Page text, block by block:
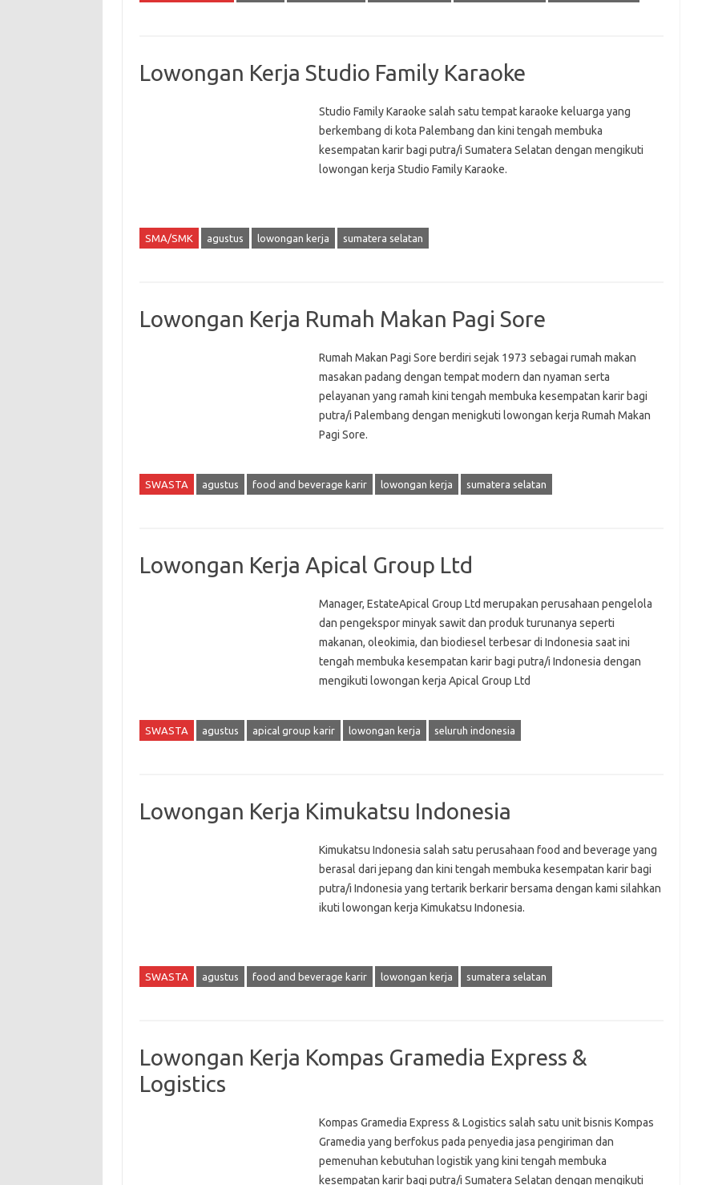
Lowongan Kerja Studio Family Karaoke
Studio Family Karaoke salah satu tempat karaoke keluarga yang
berkembang di kota Palembang dan kini tengah membuka
kesempatan karir bagi putra/i Sumatera Selatan dengan mengikuti
lowongan kerja Studio Family Karaoke.
SMA/SMK agustus lowongan kerja sumatera selatan
Lowongan Kerja Rumah Makan Pagi Sore
Rumah Makan Pagi Sore berdiri sejak 1973 sebagai rumah makan
masakan padang dengan tempat modern dan nyaman serta
pelayanan yang ramah kini tengah membuka kesempatan karir bagi
putra/i Palembang dengan menigkuti lowongan kerja Rumah Makan
Pagi Sore.
SWASTA agustus food and beverage karir lowongan kerja sumatera selatan
Lowongan Kerja Apical Group Ltd
Manager, EstateApical Group Ltd merupakan perusahaan pengelola
dan pengekspor minyak sawit dan produk turunanya seperti
makanan, oleokimia, dan biodiesel terbesar di Indonesia saat ini
tengah membuka kesempatan karir bagi putra/i Indonesia dengan
mengikuti lowongan kerja Apical Group Ltd
SWASTA agustus apical group karir lowongan kerja seluruh indonesia
Lowongan Kerja Kimukatsu Indonesia
Kimukatsu Indonesia salah satu perusahaan food and beverage yang
berasal dari jepang dan kini tengah membuka kesempatan karir bagi
putra/i Indonesia yang tertarik berkarir bersama dengan kami silahkan
ikuti lowongan kerja Kimukatsu Indonesia.
SWASTA agustus food and beverage karir lowongan kerja sumatera selatan
Lowongan Kerja Kompas Gramedia Express &
Logistics
Kompas Gramedia Express & Logistics salah satu unit bisnis Kompas
Gramedia yang berfokus pada penyedia jasa pengiriman dan
pemenuhan kebutuhan logistik yang kini tengah membuka
kesempatan karir bagi putra/i Sumatera Selatan dengan mengikuti